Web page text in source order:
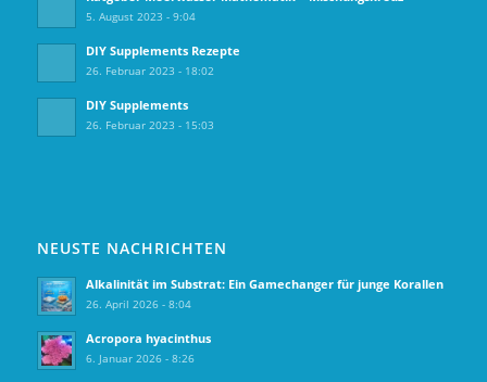
5. August 2023 - 9:04
DIY Supplements Rezepte
26. Februar 2023 - 18:02
DIY Supplements
26. Februar 2023 - 15:03
NEUSTE NACHRICHTEN
Alkalinität im Substrat: Ein Gamechanger für junge Korallen
26. April 2026 - 8:04
Acropora hyacinthus
6. Januar 2026 - 8:26